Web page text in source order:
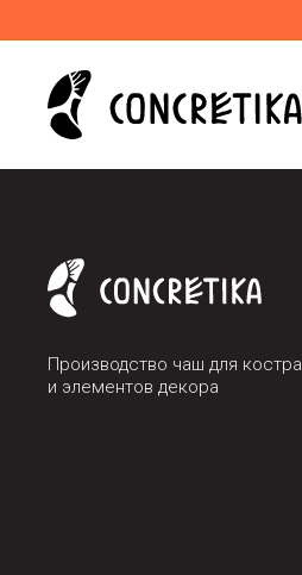
Производство чаш для костра
и элементов декора